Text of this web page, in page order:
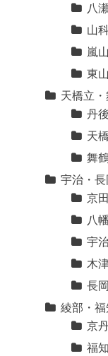
八
山
嵐
東
天橋立
丹
天
舞
宇治・長
京
八
宇
木
長
綾部・
京
福